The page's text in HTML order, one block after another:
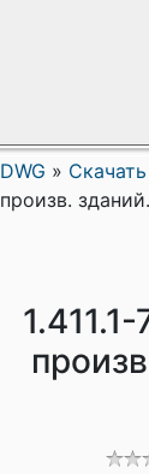
DWG » Скачать
произв.